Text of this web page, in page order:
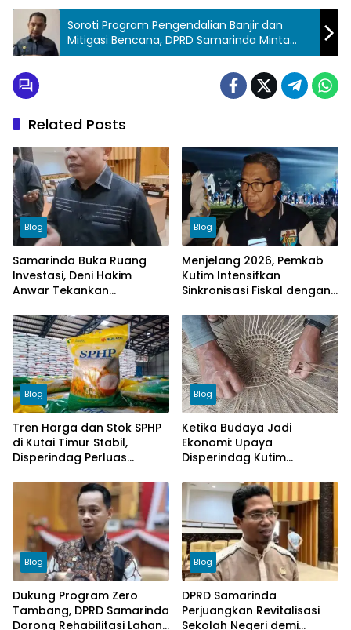
Soroti Program Pengendalian Banjir dan
Mitigasi Bencana, DPRD Samarinda Minta
Pihak Terkait untuk Klarifikasi
Related Posts
Blog
Samarinda Buka Ruang
Investasi, Deni Hakim
Anwar Tekankan
Aturan
Blog
Menjelang 2026, Pemkab
Kutim Intensifkan
Sinkronisasi Fiskal dengan
Blog
Tren Harga dan Stok SPHP
di Kutai Timur Stabil,
Disperindag Perluas
Blog
Ketika Budaya Jadi
Ekonomi: Upaya
Disperindag Kutim
Dekranasda
Blog
Dukung Program Zero
Tambang, DPRD Samarinda
Dorong Rehabilitasi Lahan
Blog
DPRD Samarinda
Perjuangkan Revitalisasi
Sekolah Negeri demi